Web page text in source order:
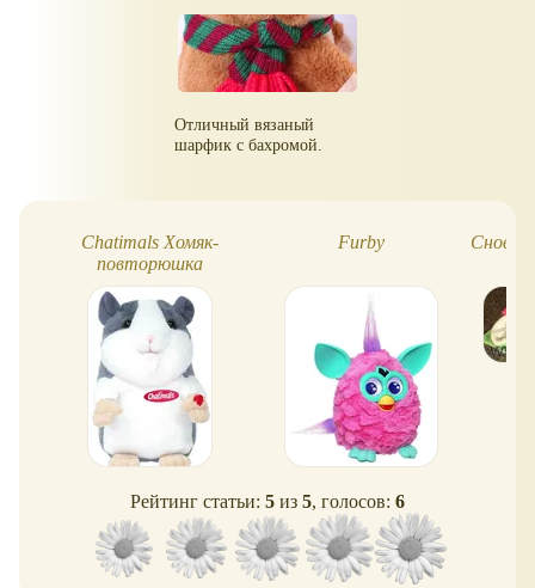
Отличный вязаный
шарфик с бахромой.
Chatimals Хомяк-
повторюшка
Furby Снова
Рейтинг статьи: 5 из 5, голосов: 6